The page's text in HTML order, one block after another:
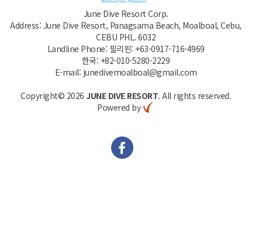
June Dive Resort Corp.
Address: June Dive Resort, Panagsama Beach, Moalboal, Cebu,
CEBU PHL. 6032
Landline Phone: 필리핀: +63-0917-716-4969
한국: +82-010-5280-2229
E-mail: junedivemoalboal@gmail.com
Copyright© 2026 JUNE DIVE RESORT. All rights reserved.
Powered by